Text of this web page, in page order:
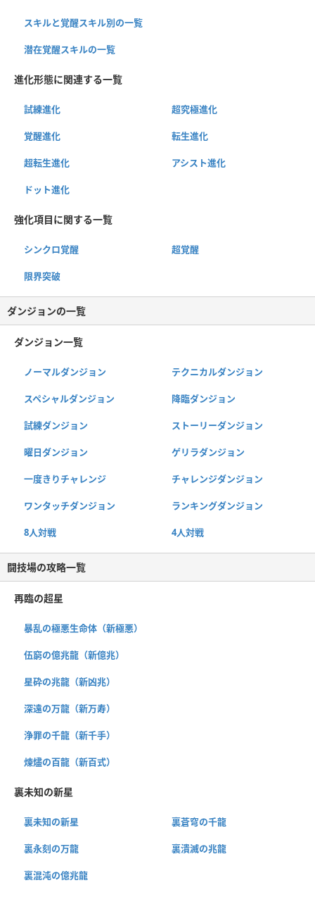
スキルと覚醒スキル別の一覧
潜在覚醒スキルの一覧
進化形態に関連する一覧
試練進化 超究極進化
覚醒進化 転生進化
超転生進化 アシスト進化
ドット進化
強化項目に関する一覧
シンクロ覚醒 超覚醒
限界突破
ダンジョンの一覧
ダンジョン一覧
ノーマルダンジョン テクニカルダンジョン
スペシャルダンジョン 降臨ダンジョン
試練ダンジョン ストーリーダンジョン
曜日ダンジョン ゲリラダンジョン
一度きりチャレンジ チャレンジダンジョン
ワンタッチダンジョン ランキングダンジョン
8人対戦 4人対戦
闘技場の攻略一覧
再臨の超星
暴乱の極悪生命体（新極悪）
伍窮の億兆龍（新億兆）
星砕の兆龍（新凶兆）
深遠の万龍（新万寿）
浄罪の千龍（新千手）
煉燼の百龍（新百式）
裏未知の新星
裏未知の新星 裏蒼穹の千龍
裏永刻の万龍 裏潰滅の兆龍
裏混沌の億兆龍